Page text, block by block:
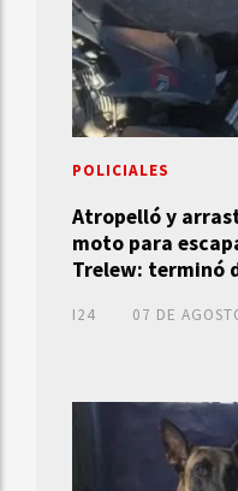
Atropelló y
moto para
Trelew: terminó
I24
POLICIALES
07 DE